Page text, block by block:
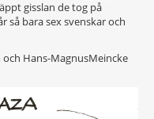
gisslan de tog på
så bara sex svenskar och
Hans-MagnusMeincke